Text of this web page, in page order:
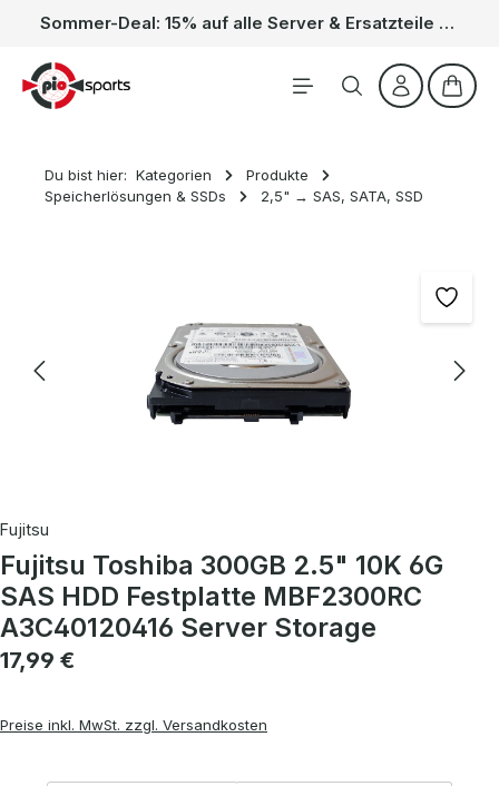
Zum Hauptinhalt springen Sommer-Deal: 15% auf alle Server & Ersatzteile – Kein Code nötig, der Rabatt wird automatisch im Warenkorb abgezogen. Gültig vom 01.06. bis 31.08.
Du bist hier: Kategorien
Produkte
Speicherlösungen & SSDs
2,5" → SAS, SATA, SSD
Fujitsu
Fujitsu Toshiba 300GB 2.5" 10K 6G
SAS HDD Festplatte MBF2300RC
A3C40120416 Server Storage
Regulärer Preis:
17,99 €
Preise inkl. MwSt. zzgl. Versandkosten